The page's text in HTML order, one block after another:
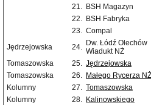
21. BSH Magazyn
22. BSH Fabryka
23. Compal
Jędrzejowska
24. Dw. Łódź Olechów
Wiadukt NŻ
Tomaszowska
25. Jędrzejowska
Tomaszowska
26. Małego Rycerza NŻ
Kolumny
27. Tomaszowska
Kolumny
28. Kalinowskiego